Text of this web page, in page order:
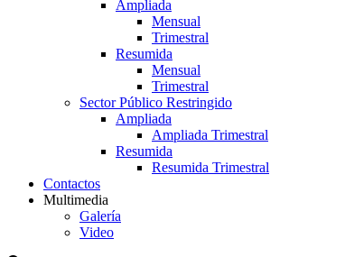
Ampliada
Mensual
Trimestral
Resumida
Mensual
Trimestral
Sector Público Restringido
Ampliada
Ampliada Trimestral
Resumida
Resumida Trimestral
Contactos
Multimedia
Galería
Video